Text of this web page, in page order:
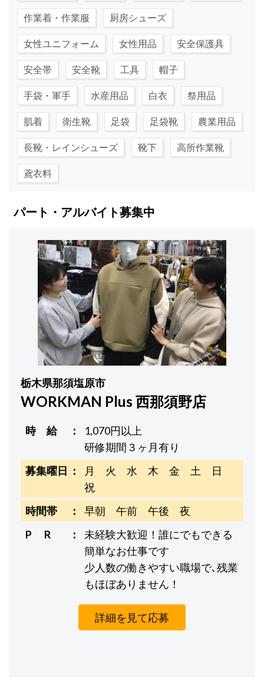
作業着・作業服 厨房シューズ
女性ユニフォーム 女性用品 安全保護具
安全帯 安全靴 工具 帽子
手袋・軍手 水産用品 白衣 祭用品
肌着 衛生靴 足袋 足袋靴 農業用品
長靴・レインシューズ 靴下 高所作業靴
鳶衣料
パート・アルバイト募集中
栃木県那須塩原市
WORKMAN Plus 西那須野店
時 給
1,070円以上
研修期間３ヶ月有り
募集曜日
月 火 水 木 金 土 日
祝
時間帯
早朝 午前 午後 夜
P R
未経験大歓迎！誰にでもできる
簡単なお仕事です
少人数の働きやすい職場で､残業
もほぼありません！
詳細を見て応募